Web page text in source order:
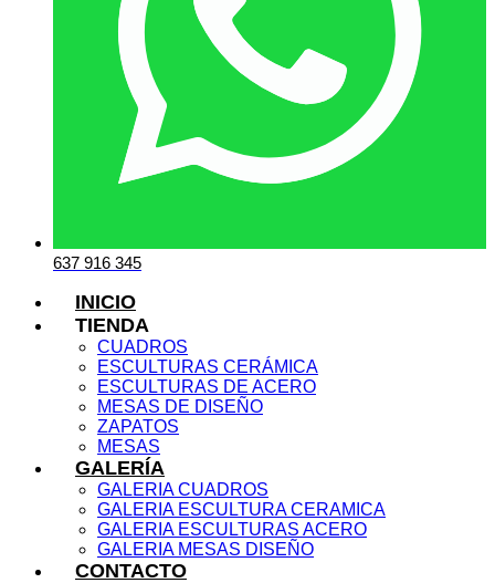
637 916 345
INICIO
TIENDA
CUADROS
ESCULTURAS CERÁMICA
ESCULTURAS DE ACERO
MESAS DE DISEÑO
ZAPATOS
MESAS
GALERÍA
GALERIA CUADROS
GALERIA ESCULTURA CERAMICA
GALERIA ESCULTURAS ACERO
GALERIA MESAS DISEÑO
CONTACTO